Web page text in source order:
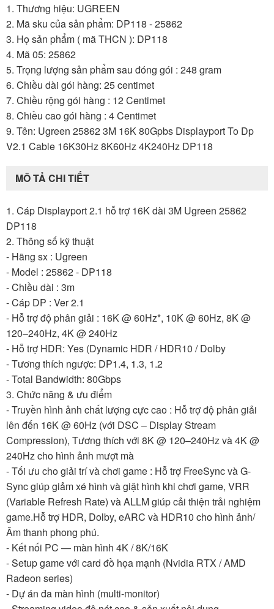
1. Thương hiệu: UGREEN
2. Mã sku của sản phẩm: DP118 - 25862
3. Họ sản phẩm ( mã THCN ): DP118
4. Mã 05: 25862
5. Trọng lượng sản phẩm sau đóng gói : 248 gram
6. Chiều dài gói hàng: 25 centimet
7. Chiều rộng gói hàng : 12 Centimet
8. Chiều cao gói hàng : 4 Centimet
9. Tên: Ugreen 25862 3M 16K 80Gpbs Displayport To Dp
V2.1 Cable 16K30Hz 8K60Hz 4K240Hz DP118
MÔ TẢ CHI TIẾT
1. Cáp Displayport 2.1 hỗ trợ 16K dài 3M Ugreen 25862
DP118
2. Thông số kỹ thuật
- Hãng sx : Ugreen
- Model : 25862 - DP118
- Chiều dài : 3m
- Cáp DP : Ver 2.1
- Hỗ trợ độ phân giải : 16K @ 60Hz*, 10K @ 60Hz, 8K @
120–240Hz, 4K @ 240Hz
- Hỗ trợ HDR: Yes (Dynamic HDR / HDR10 / Dolby
- Tương thích ngược: DP1.4, 1.3, 1.2
- Total Bandwidth: 80Gbps
3. Chức năng & ưu điểm
- Truyền hình ảnh chất lượng cực cao : Hỗ trợ độ phân giải
lên đến 16K @ 60Hz (với DSC – Display Stream
Compression), Tương thích với 8K @ 120–240Hz và 4K @
240Hz cho hình ảnh mượt mà
- Tối ưu cho giải trí và chơi game : Hỗ trợ FreeSync và G-
Sync giúp giảm xé hình và giật hình khi chơi game, VRR
(Variable Refresh Rate) và ALLM giúp cải thiện trải nghiệm
game.Hỗ trợ HDR, Dolby, eARC và HDR10 cho hình ảnh/
Âm thanh phong phú.
- Kết nối PC — màn hình 4K / 8K/16K
- Setup game với card đồ họa mạnh (Nvidia RTX / AMD
Radeon series)
- Dự án đa màn hình (multi-monitor)